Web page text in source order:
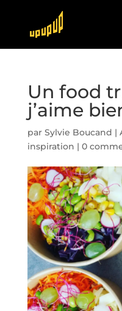
Un food
j’aime
par Sylvie Boucand |
inspiration | 0